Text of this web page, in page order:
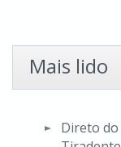
Mais lido
Direto do